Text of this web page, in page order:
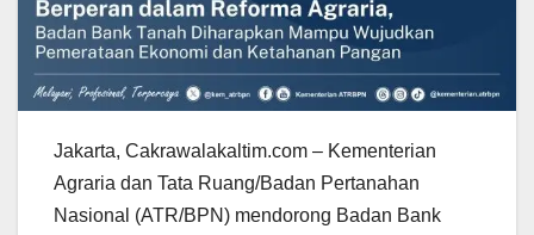
Jakarta, Cakrawalakaltim.com – Kementerian
Agraria dan Tata Ruang/Badan Pertanahan
Nasional (ATR/BPN) mendorong Badan Bank